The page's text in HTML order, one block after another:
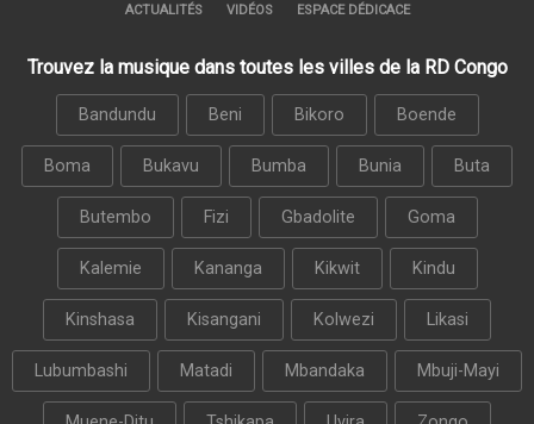
ACTUALITÉS VIDÉOS ESPACE DÉDICACE
Trouvez la musique dans toutes les villes de la RD Congo
Bandundu Beni Bikoro Boende
Boma Bukavu Bumba Bunia Buta
Butembo Fizi Gbadolite Goma
Kalemie Kananga Kikwit Kindu
Kinshasa Kisangani Kolwezi Likasi
Lubumbashi Matadi Mbandaka Mbuji-Mayi